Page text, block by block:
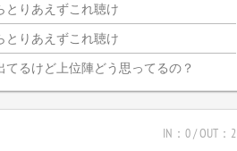
とりあえずこれ聴け
とりあえずこれ聴け
てるけど上位陣どう思ってるの？
IN：0 / OUT：2